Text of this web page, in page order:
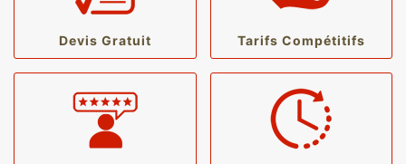
Devis Gratuit Tarifs Compétitifs